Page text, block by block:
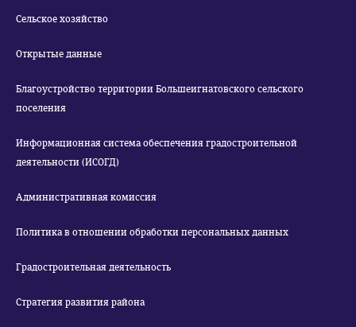
Сельское хозяйство
Открытые данные
Благоустройство территории Большеигнатовского сельского
поселения
Информационная система обеспечения градостроительной
деятельности (ИСОГД)
Административная комиссия
Политика в отношении обработки персональных данных
Градостроительная деятельность
Стратегия развития района